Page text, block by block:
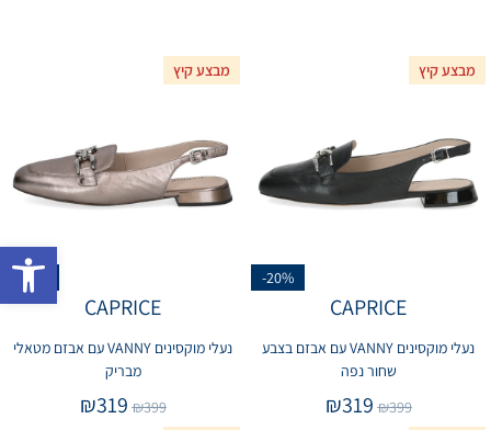
מבצע קיץ
-20%
CAPRICE
נעלי מוקסינים VANNY עם אבזם בצבע
שחור נפה
₪399
₪319
מבצע קיץ
-20%
CAPRICE
נעלי מוקסינים VANNY עם אבזם מטאלי
מבריק
₪399
₪319